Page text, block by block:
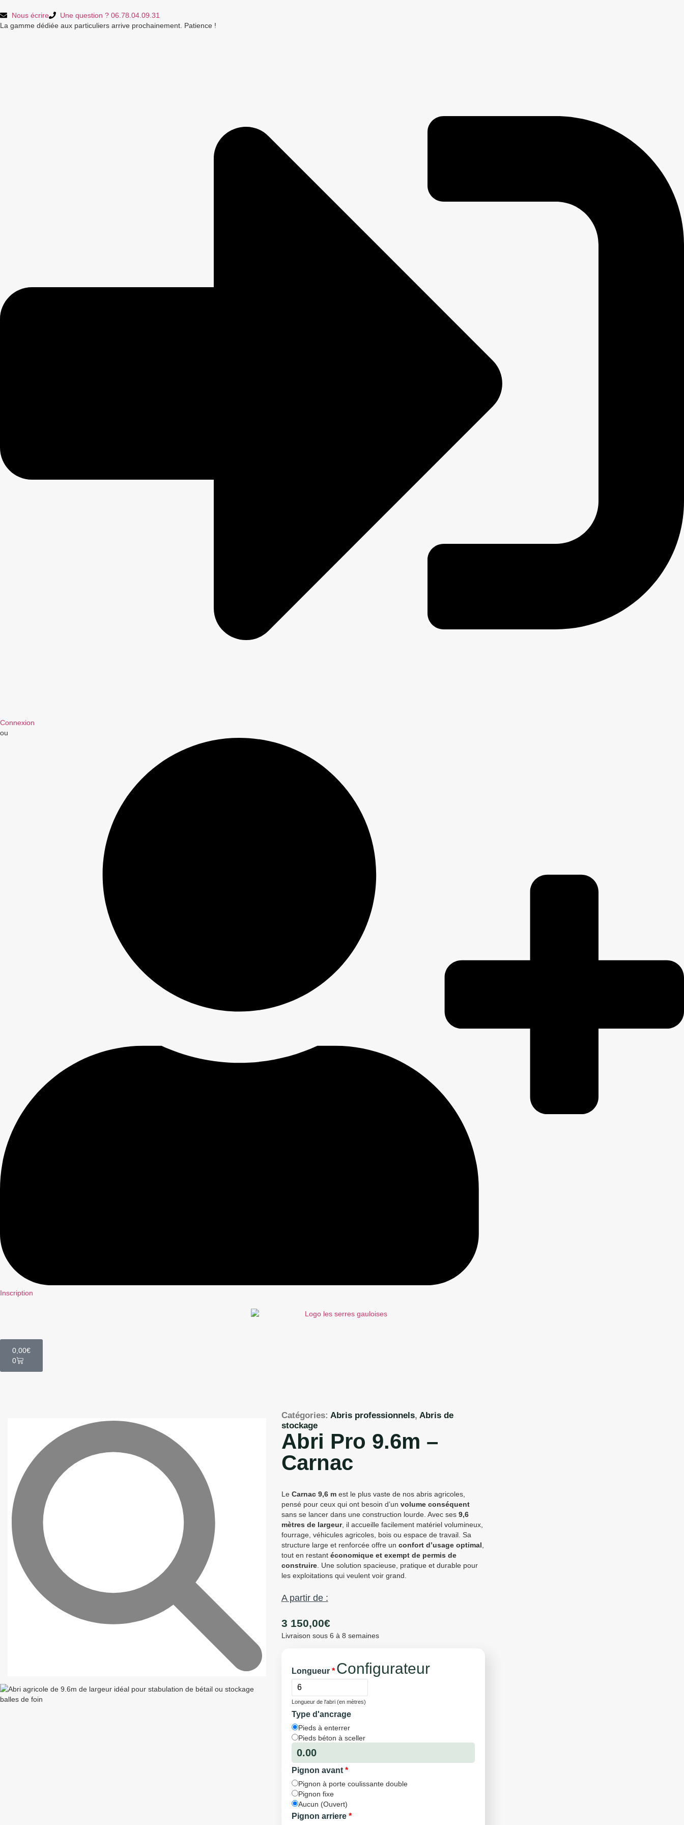
Nous écrire
Une question ? 06.78.04.09.31
La gamme dédiée aux particuliers arrive prochainement. Patience !
Connexion
ou
Inscription
0,00€
0
Catégories: Abris professionnels, Abris de
stockage
Abri Pro 9.6m –
Carnac
Le Carnac 9,6 mest le plus vaste de nos abris agricoles,
pensé pour ceux qui ont besoin d’un volume conséquent
sans se lancer dans une construction lourde. Avec ses 9,6
mètres de largeur, il accueille facilement matériel volumineux,
fourrage, véhicules agricoles, bois ou espace de travail. Sa
structure large et renforcée offre un confort d’usage optimal,
tout en restant économique et exempt de permis de
construire. Une solution spacieuse, pratique et durable pour
les exploitations qui veulent voir grand.
A partir de :
3 150,00€
Livraison sous 6 à 8 semaines
Configurateur
Longueur *
Longueur de l'abri (en mètres)
Type d'ancrage
Pieds à enterrer
Pieds béton à sceller
0.00
Pignon avant *
Pignon à porte coulissante double
Pignon fixe
Aucun (Ouvert)
Pignon arriere *